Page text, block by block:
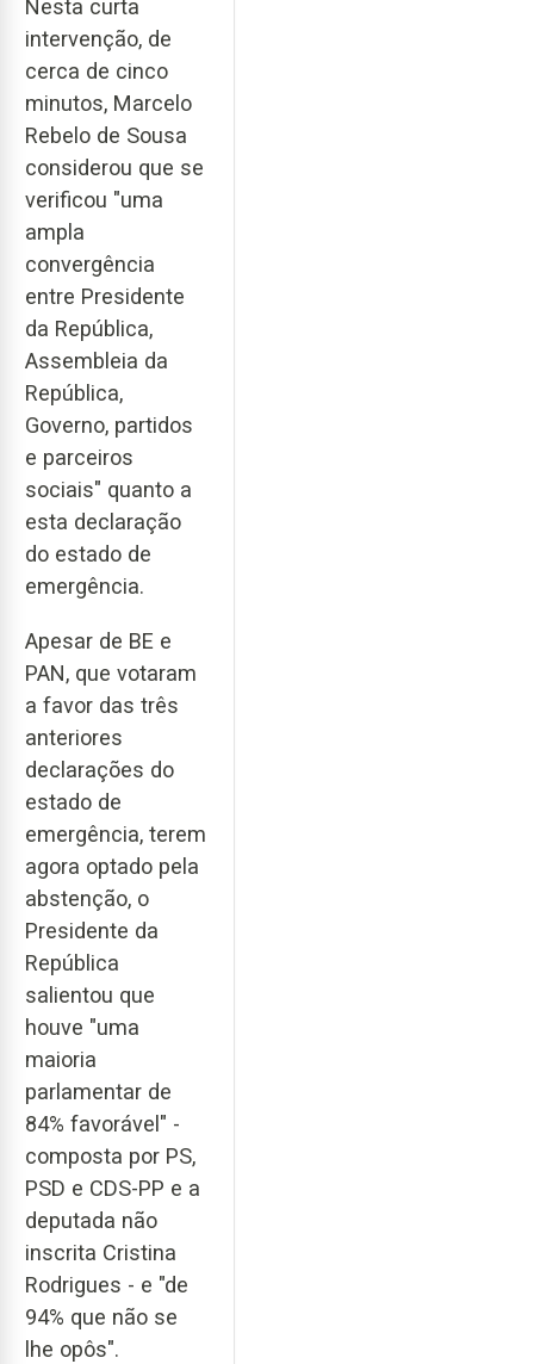
Nesta curta
intervenção, de
cerca de cinco
minutos, Marcelo
Rebelo de Sousa
considerou que se
verificou "uma
ampla
convergência
entre Presidente
da República,
Assembleia da
República,
Governo, partidos
e parceiros
sociais" quanto a
esta declaração
do estado de
emergência.
Apesar de BE e
PAN, que votaram
a favor das três
anteriores
declarações do
estado de
emergência, terem
agora optado pela
abstenção, o
Presidente da
República
salientou que
houve "uma
maioria
parlamentar de
84% favorável" -
composta por PS,
PSD e CDS-PP e a
deputada não
inscrita Cristina
Rodrigues - e "de
94% que não se
lhe opôs".